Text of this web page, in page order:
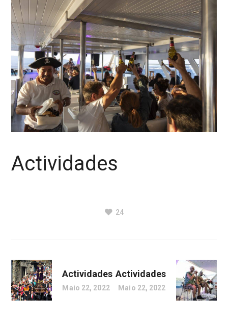
Actividades
24
Actividades
Maio 22, 2022
Actividades
Maio 22, 2022